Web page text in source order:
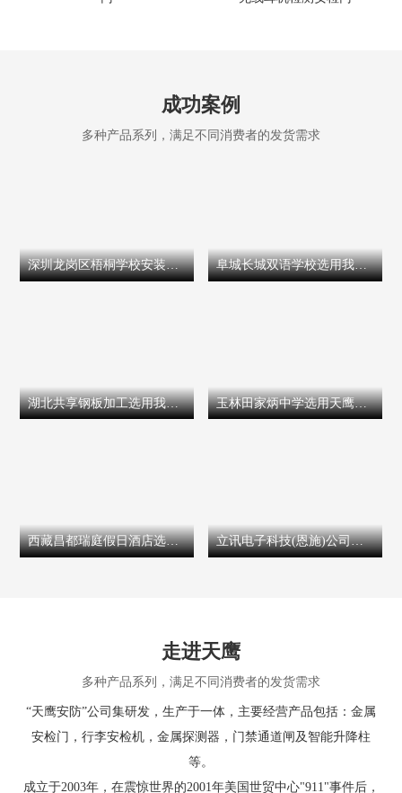
成功案例
多种产品系列，满足不同消费者的发货需求
深圳龙岗区梧桐学校安装天鹰安防室外防雨安检门 阜城长城双语学校选用我司智能型安检门
湖北共享钢板加工选用我司拍照防雨安检门 玉林田家炳中学选用天鹰智能手机探测安检门
西藏昌都瑞庭假日酒店选用天鹰测温测金属一体安检门 立讯电子科技(恩施)公司购买天鹰安检门TX-900S
走进天鹰
多种产品系列，满足不同消费者的发货需求
“天鹰安防”公司集研发，生产于一体，主要经营产品包括：金属
安检门，行李安检机，金属探测器，门禁通道闸及智能升降柱
等。
成立于2003年，在震惊世界的2001年美国世贸中心"911"事件后，